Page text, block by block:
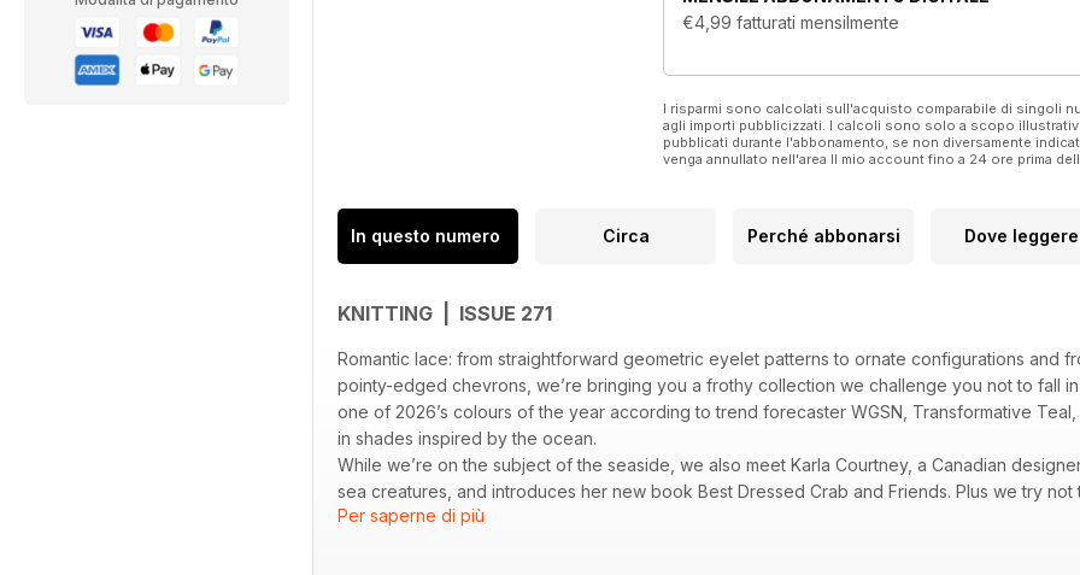
€4,99 fatturati mensilmente
I risparmi sono calcolati sull'acquisto comparabile di singoli
agli importi pubblicizzati. I calcoli sono solo a scopo
pubblicati durante l'abbonamento, se non diversamente
venga annullato nell'area Il mio account fino a 24 ore prima
In questo numero Circa Perché abbonarsi Dove leggere
KNITTING | ISSUE 271
Romantic lace: from straightforward geometric eyelet patterns to ornate configurations and
pointy-edged chevrons, we’re bringing you a frothy collection we challenge you not to fall
one of 2026’s colours of the year according to trend forecaster WGSN, Transformative
in shades inspired by the ocean.
While we’re on the subject of the seaside, we also meet Karla Courtney, a Canadian
sea creatures, and introduces her new book Best Dressed Crab and Friends. Plus we try
Crochet author Lisa Ha, learn about colour theory with Jen Dollface and meet Shannon Long
Per saperne di più